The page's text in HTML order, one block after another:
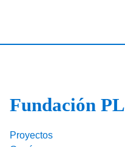
Fundación
Proyectos